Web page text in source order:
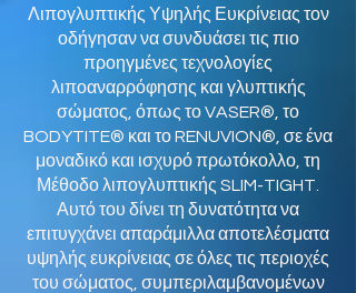
Λιπογλυπτικής Υψηλής Ευκρίνειας τον
οδήγησαν να συνδυάσει τις πιο
προηγμένες τεχνολογίες
λιποαναρρόφησης και γλυπτικής
σώματος, όπως το VASER®, το
BODYTITE® και το RENUVION®, σε ένα
μοναδικό και ισχυρό πρωτόκολλο, τη
Μέθοδο λιπογλυπτικής SLIM-TIGHT.
Αυτό του δίνει τη δυνατότητα να
επιτυγχάνει απαράμιλλα αποτελέσματα
υψηλής ευκρίνειας σε όλες τις περιοχές
του σώματος, συμπεριλαμβανομένων